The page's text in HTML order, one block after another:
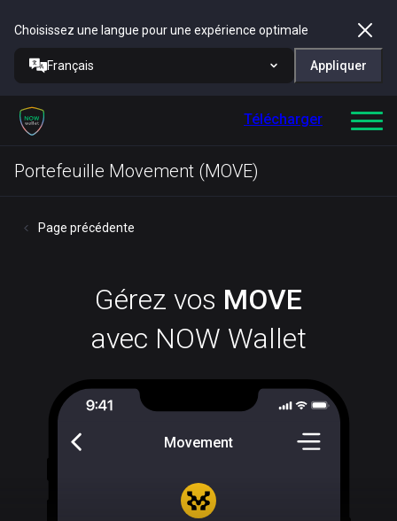
Choisissez une langue pour une expérience optimale
Français Appliquer
Télécharger
Portefeuille Movement (MOVE)
Page précédente
Gérez vos MOVE
avec NOW Wallet
Movement